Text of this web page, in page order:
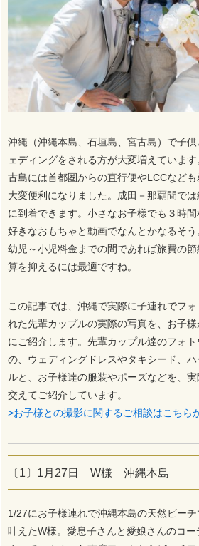
沖縄（沖縄本島、石垣島、宮古島）で子
ェディングをされる方が大変増えていま
古島には首都圏からの直行便やLCCなど
大変便利になりました。成田－那覇間で
に到着できます。小さなお子様でも３時
好きなおもちゃと動画でなんとかなるそう
幼児～小児料金までの間であれば旅費の
算を抑えるには最適ですね。
この記事では、沖縄で実際に子連れでフ
れた先輩カップルの実際の写真を、お子
にご紹介します。先輩カップル達のフォ
の、ウェディングドレスやタキシード、
ルと、お子様達の服装やポーズなどを、
交えてご紹介しています。
>お子様との撮影に関するご相談はこちら
〔1〕1月27日 W様 沖縄本島
1/27にお子様連れで沖縄本島の天然ビー
叶えたW様。愛息子さんと愛娘さんのコ